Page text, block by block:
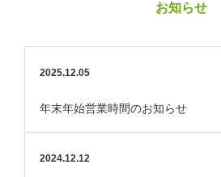
お知らせ
2025.12.05
年末年始営業時間のお知らせ
2024.12.12